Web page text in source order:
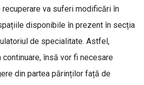
va suferi modificări în
disponibile în prezent în secția
de specialitate. Astfel,
însă vor fi necesare
din partea părinților față de